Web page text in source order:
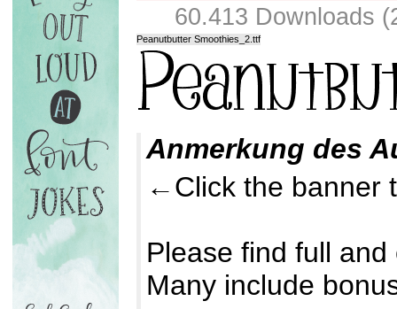
60.413 Downloads
Peanutbutter Smoothies_2.ttf
Anmerkung des
←Click the banner
Please find full
Many include